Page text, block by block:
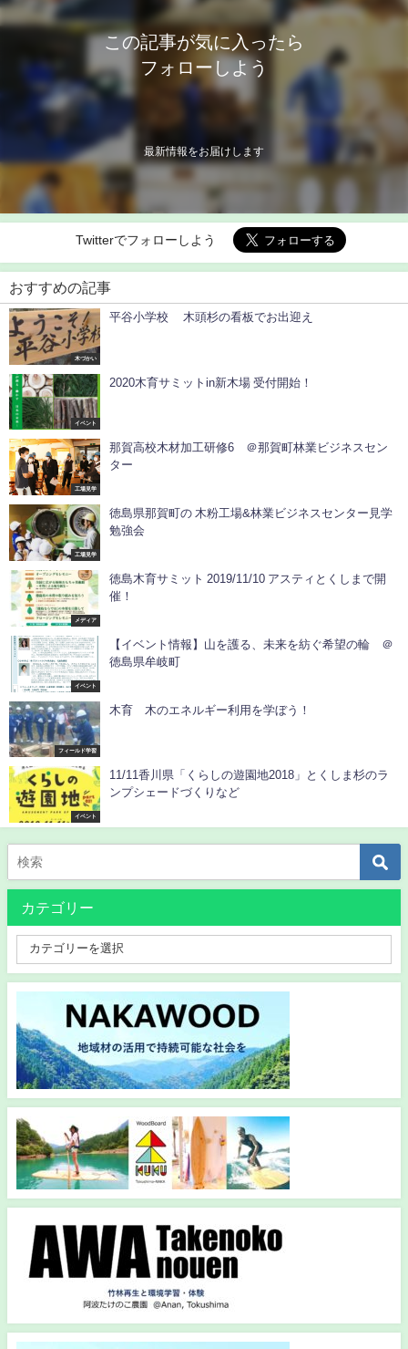
この記事が気に入ったら
フォローしよう
最新情報をお届けします
Twitterでフォローしよう
おすすめの記事
木づかい
平谷小学校 木頭杉の看板でお出迎え
イベント
2020木育サミットin新木場 受付開始！
工場見学
那賀高校木材加工研修6 ＠那賀町林業ビジネスセン
ター
工場見学
徳島県那賀町の 木粉工場&林業ビジネスセンター見学
勉強会
メディア
徳島木育サミット 2019/11/10 アスティとくしまで開
催！
イベント
【イベント情報】山を護る、未来を紡ぐ希望の輪 ＠
徳島県牟岐町
フィールド学習
木育 木のエネルギー利用を学ぼう！
イベント
11/11香川県「くらしの遊園地2018」とくしま杉のラ
ンプシェードづくりなど
カテゴリー